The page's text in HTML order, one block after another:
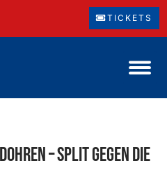
TICKETS
– Split gegen die